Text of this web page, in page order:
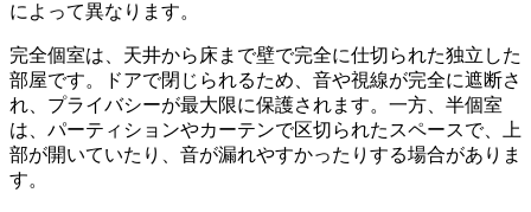
によって異なります。
完全個室は、天井から床まで壁で完全に仕切られた独立した
部屋です。ドアで閉じられるため、音や視線が完全に遮断さ
れ、プライバシーが最大限に保護されます。一方、半個室
は、パーティションやカーテンで区切られたスペースで、上
部が開いていたり、音が漏れやすかったりする場合がありま
す。